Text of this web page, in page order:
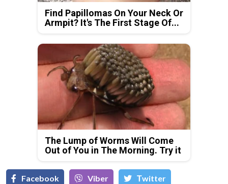
Find Papillomas On Your Neck Or
Armpit? It's The First Stage Of...
The Lump of Worms Will Come
Out of You in The Morning. Try it
Facebook Viber Тwitter